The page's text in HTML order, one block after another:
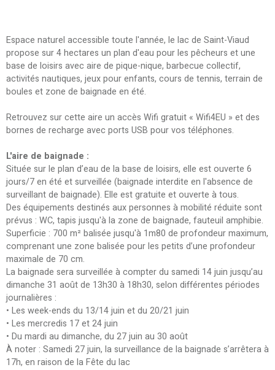
Espace naturel accessible toute l'année, le lac de Saint-Viaud
propose sur 4 hectares un plan d'eau pour les pêcheurs et une
base de loisirs avec aire de pique-nique, barbecue collectif,
activités nautiques, jeux pour enfants, cours de tennis, terrain de
boules et zone de baignade en été.
Retrouvez sur cette aire un accès Wifi gratuit « Wifi4EU » et des
bornes de recharge avec ports USB pour vos téléphones.
L'aire de baignade :
Située sur le plan d’eau de la base de loisirs, elle est ouverte 6
jours/7 en été et surveillée (baignade interdite en l'absence de
surveillant de baignade). Elle est gratuite et ouverte à tous.
Des équipements destinés aux personnes à mobilité réduite sont
prévus : WC, tapis jusqu'à la zone de baignade, fauteuil amphibie.
Superficie : 700 m² balisée jusqu'à 1m80 de profondeur maximum,
comprenant une zone balisée pour les petits d’une profondeur
maximale de 70 cm.
La baignade sera surveillée à compter du samedi 14 juin jusqu’au
dimanche 31 août de 13h30 à 18h30, selon différentes périodes
journalières :
• Les week-ends du 13/14 juin et du 20/21 juin
• Les mercredis 17 et 24 juin
• Du mardi au dimanche, du 27 juin au 30 août
À noter : Samedi 27 juin, la surveillance de la baignade s’arrêtera à
17h, en raison de la Fête du lac